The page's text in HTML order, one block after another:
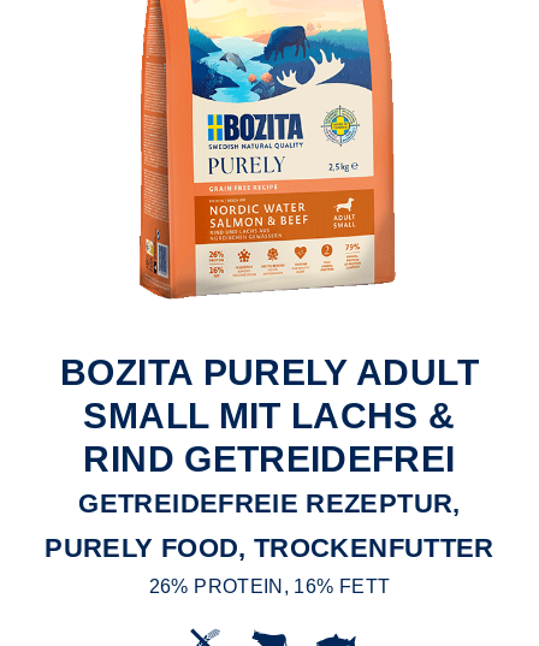
BOZITA PURELY ADULT
SMALL MIT LACHS &
RIND GETREIDEFREI
GETREIDEFREIE REZEPTUR,
PURELY FOOD, TROCKENFUTTER
26% PROTEIN, 16% FETT